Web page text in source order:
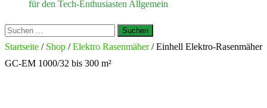
für den Tech-Enthusiasten Allgemein
Suchen
nach:
Startseite / Shop /Elektro Rasenmäher/ Einhell Elektro-Rasenmäher
GC-EM 1000/32 bis 300 m²